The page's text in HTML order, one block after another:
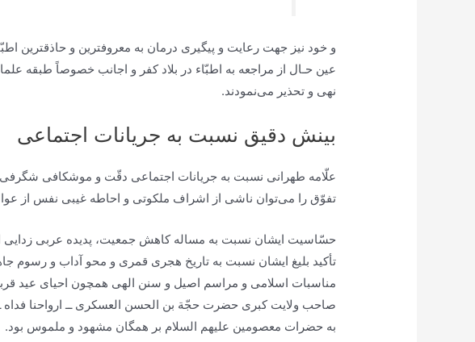
و خود نيز جهت رعايت و پيگيرى درمان به معروف‏ترين و حاذق‏ترين
عين حـال از مراجعه به اطبّاء در بلاد كفر و اجانب خصوصاً طبقه
نهى و تحذير می‌‏نمودند.
بینش دقیق نسبت به جریانات اجتماعی
علّامه طهرانى نسبت به جريانات اجتماعى دقّت و موشكافى شگرفى
تفوّق را می‌توان ناشى از اشراف ملكوتى و احاطه غيبى نفس از
حسّاسيت ايشان نسبت به مساله کاهش جمعیت، پديده عربى زدايى از
تأكيد بليغ ايشان نسبت به تاريخ هجرى قمرى و محو آداب و رسوم
مناسبات اسلامى و مراسم اصيل و سنن الهى همچون احياى عيد
صاحب ولايت كبرى حضرت حجّة بن الحسن العسكرى ــ ارواحنا فداه
به حضرات معصومين علیهم السلام بر همگان مشهود و ملموس بود.